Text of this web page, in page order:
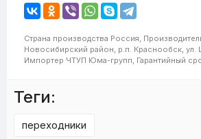
Страна производства Россия,
Новосибирский район, р.п. Краснообск, ул.
Импортер ЧТУП Юма-групп, Гарантийный
Теги:
переходники